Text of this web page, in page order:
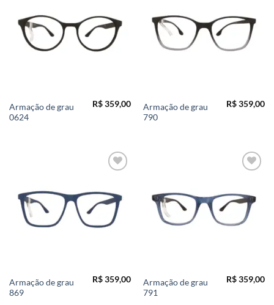
Armação de grau
0624
R$359,00
Armação de grau
790
R$359,00
Armação de grau
869
R$359,00
Armação de grau
791
R$359,00